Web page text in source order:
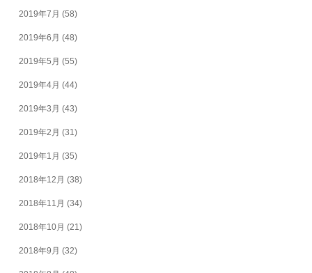
2019年7月 (58)
2019年6月 (48)
2019年5月 (55)
2019年4月 (44)
2019年3月 (43)
2019年2月 (31)
2019年1月 (35)
2018年12月 (38)
2018年11月 (34)
2018年10月 (21)
2018年9月 (32)